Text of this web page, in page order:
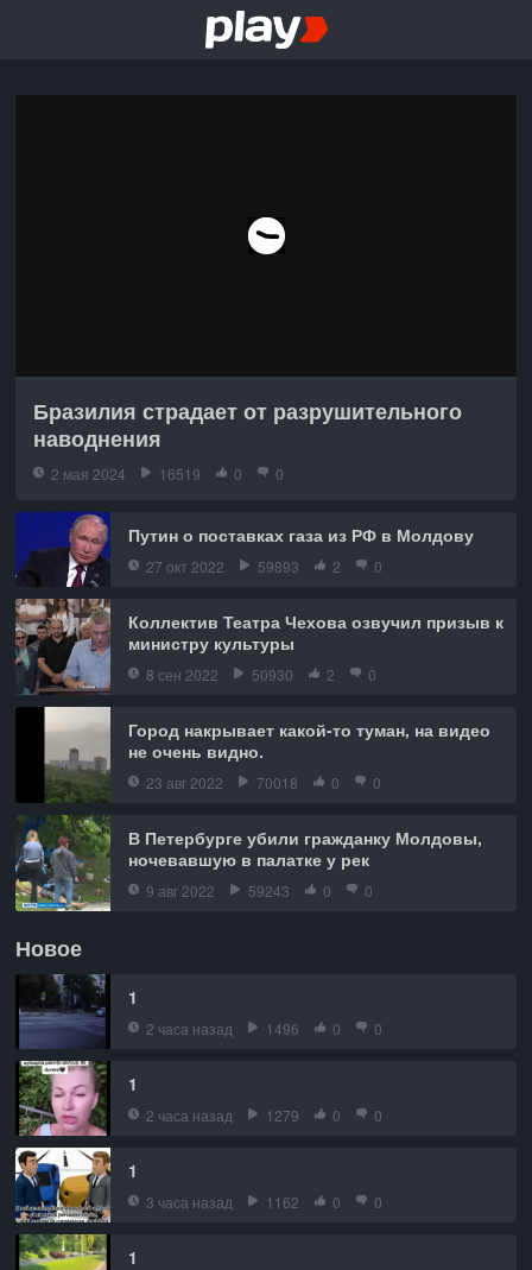
Бразилия страдает от разрушительного
наводнения
2 мая 2024 16519 0 0
Путин о поставках газа из РФ в Молдову
27 окт 2022 59893 2 0
Коллектив Театра Чехова озвучил призыв к
министру культуры
8 сен 2022 50930 2 0
Город накрывает какой-то туман, на видео
не очень видно.
23 авг 2022 70018 0 0
В Петербурге убили гражданку Молдовы,
ночевавшую в палатке у рек
9 авг 2022 59243 0 0
Новое
1
2 часа назад 1496 0 0
1
2 часа назад 1279 0 0
1
3 часа назад 1162 0 0
1